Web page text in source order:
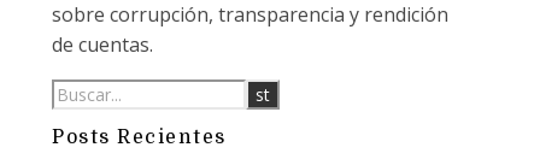
sobre corrupción, transparencia y rendición
de cuentas.
Posts Recientes